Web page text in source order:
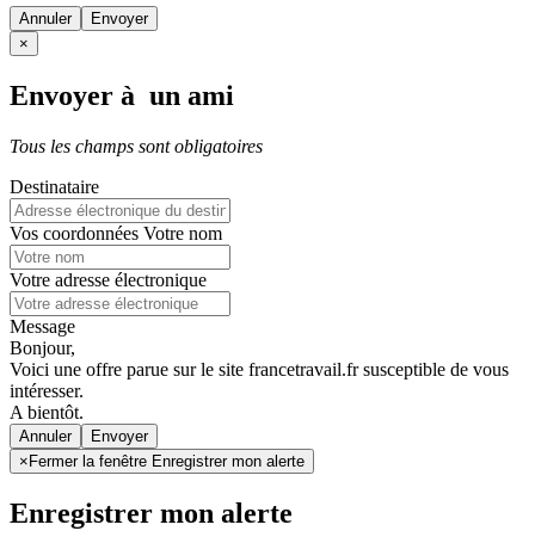
Annuler
×
Envoyer à un ami
Tous les champs sont obligatoires
Destinataire
Vos coordonnées Votre nom
Votre adresse électronique
Message
Bonjour,
Voici une offre parue sur le site francetravail.fr susceptible de vous
intéresser.
A bientôt.
Annuler
× Fermer la fenêtre Enregistrer mon alerte
Enregistrer mon alerte